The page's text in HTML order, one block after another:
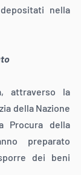
nella
attraverso la
della Nazione
Procura della
preparato
dei beni